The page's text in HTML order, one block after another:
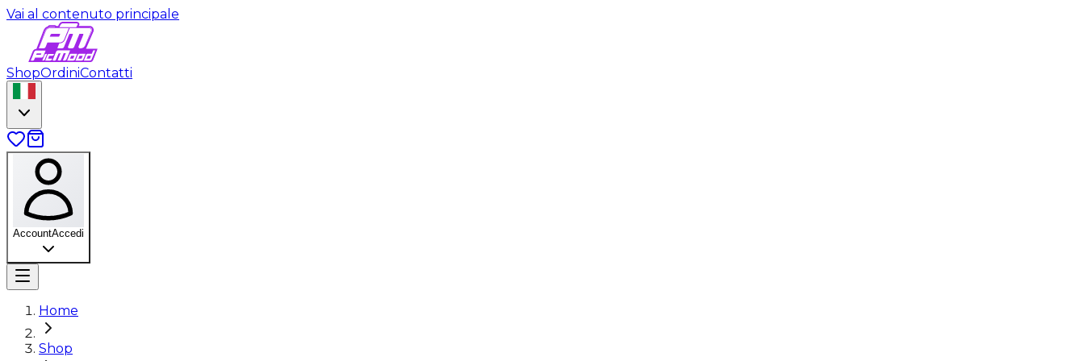
Vai al contenuto principale
ShopOrdiniContatti
AccountAccedi
Home
Shop